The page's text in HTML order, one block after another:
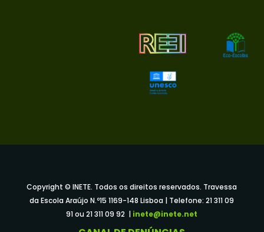
Copyright © INETE. Todos os direitos reservados. Travessa
da Escola Araújo N.º15 1169-148 Lisboa | Telefone: 21 311 09
91 ou 21 311 09 92 | inete@inete.net